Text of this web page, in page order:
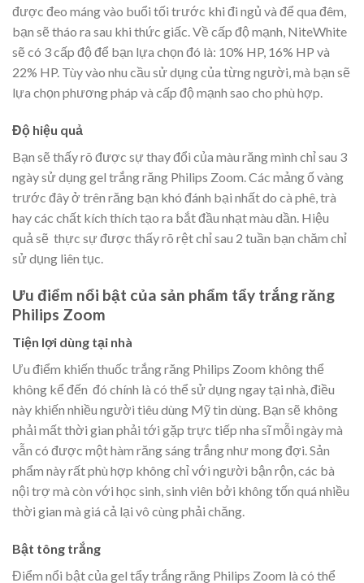
được đeo máng vào buổi tối trước khi đi ngủ và để qua đêm,
bạn sẽ tháo ra sau khi thức giấc. Về cấp độ mạnh, NiteWhite
sẽ có 3 cấp độ để bạn lựa chọn đó là: 10% HP, 16% HP và
22% HP. Tùy vào nhu cầu sử dụng của từng người, mà bạn sẽ
lựa chọn phương pháp và cấp độ mạnh sao cho phù hợp.
Độ hiệu quả
Bạn sẽ thấy rõ được sự thay đổi của màu răng mình chỉ sau 3
ngày sử dụng gel trắng răng Philips Zoom. Các mảng ố vàng
trước đây ở trên răng bạn khó đánh bại nhất do cà phê, trà
hay các chất kích thích tạo ra bắt đầu nhạt màu dần. Hiệu
quả sẽ thực sự được thấy rõ rệt chỉ sau 2 tuần bạn chăm chỉ
sử dụng liên tục.
Ưu điểm nổi bật của sản phẩm tẩy trắng răng
Philips Zoom
Tiện lợi dùng tại nhà
Ưu điểm khiến thuốc trắng răng Philips Zoom không thể
không kể đến đó chính là có thể sử dụng ngay tại nhà, điều
này khiến nhiều người tiêu dùng Mỹ tin dùng. Bạn sẽ không
phải mất thời gian phải tới gặp trực tiếp nha sĩ mỗi ngày mà
vẫn có được một hàm răng sáng trắng như mong đợi. Sản
phẩm này rất phù hợp không chỉ với người bận rộn, các bà
nội trợ mà còn với học sinh, sinh viên bởi không tốn quá nhiều
thời gian mà giá cả lại vô cùng phải chăng.
Bật tông trắng
Điểm nổi bật của gel tẩy trắng răng Philips Zoom là có thể